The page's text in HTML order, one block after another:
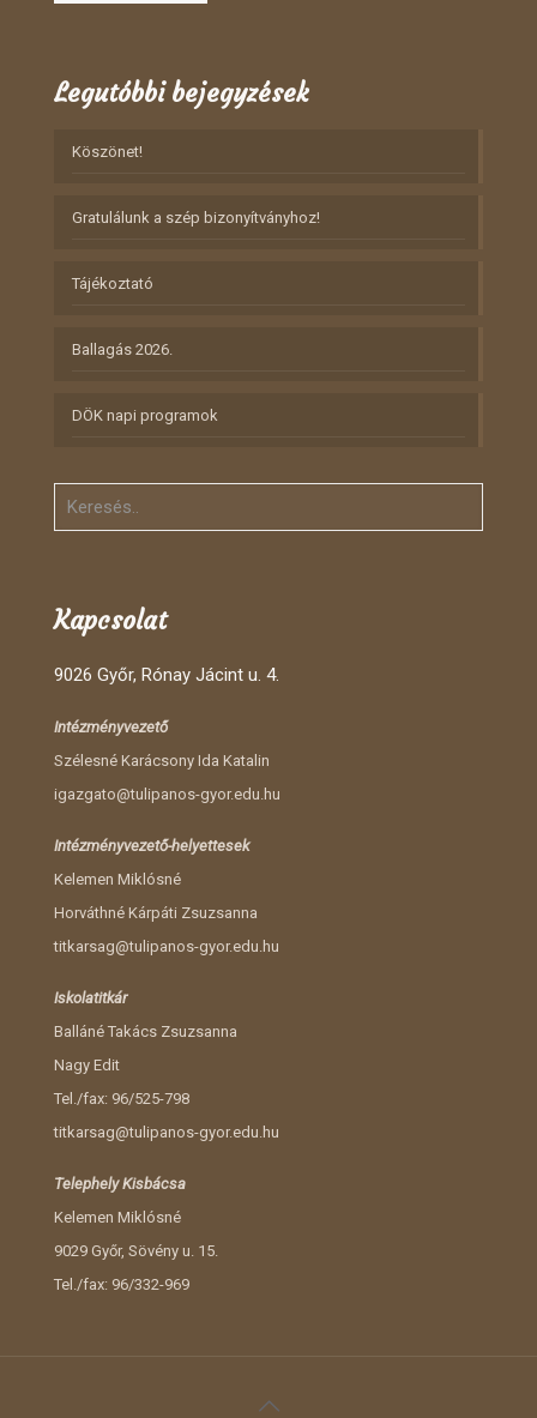
Legutóbbi bejegyzések
Köszönet!
Gratulálunk a szép bizonyítványhoz!
Tájékoztató
Ballagás 2026.
DÖK napi programok
Kapcsolat
9026 Győr, Rónay Jácint u. 4.
Intézményvezető
Szélesné Karácsony Ida Katalin
igazgato@tulipanos-gyor.edu.hu
Intézményvezető-helyettesek
Kelemen Miklósné
Horváthné Kárpáti Zsuzsanna
titkarsag@tulipanos-gyor.edu.hu
Iskolatitkár
Balláné Takács Zsuzsanna
Nagy Edit
Tel./fax: 96/525-798
titkarsag@tulipanos-gyor.edu.hu
Telephely Kisbácsa
Kelemen Miklósné
9029 Győr, Sövény u. 15.
Tel./fax: 96/332-969